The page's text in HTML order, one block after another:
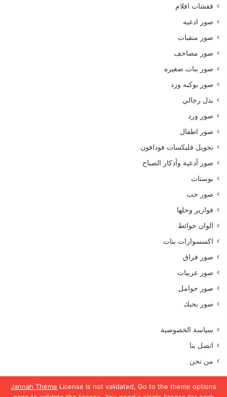
Jannah Theme License is not validated, Go to the theme options
قفشات افلام
صور ادعيه
صور منقبات
صور مصاحف
صور بنات صغيره
صور بوكيه ورد
بدل رجالي
صور ورد
صور اطفال
تحويل فليكسات فودافون
صور أدعية وأذكار الصباح
بوستات
صور حب
فوازير وحلها
الوان حوائط
اكسسوارات بنات
صور فراق
صور عربيات
صور حوامل
صور بحبك
سياسة الخصوصية
اتصل بنا
من نحن